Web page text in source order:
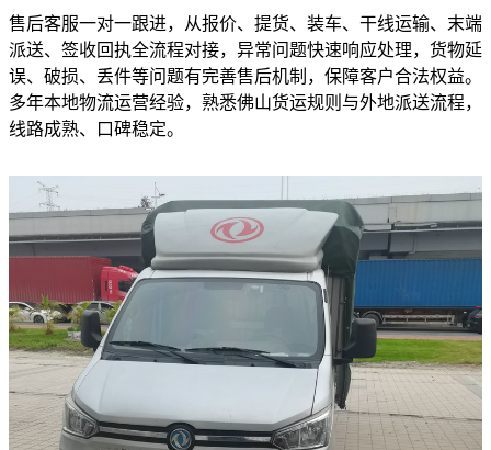
售后客服一对一跟进，从报价、提货、装车、干线运输、末端
派送、签收回执全流程对接，异常问题快速响应处理，货物延
误、破损、丢件等问题有完善售后机制，保障客户合法权益。
多年本地物流运营经验，熟悉佛山货运规则与外地派送流程，
线路成熟、口碑稳定。